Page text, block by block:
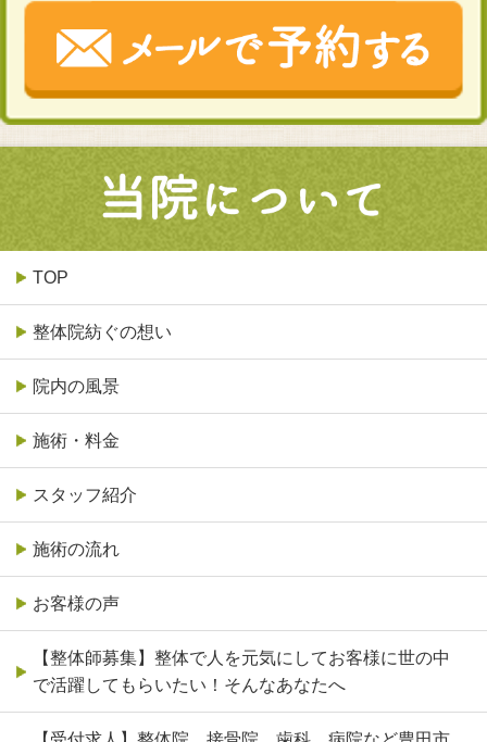
TOP
整体院紡ぐの想い
院内の風景
施術・料金
スタッフ紹介
施術の流れ
お客様の声
【整体師募集】整体で人を元気にしてお客様に世の中
で活躍してもらいたい！そんなあなたへ